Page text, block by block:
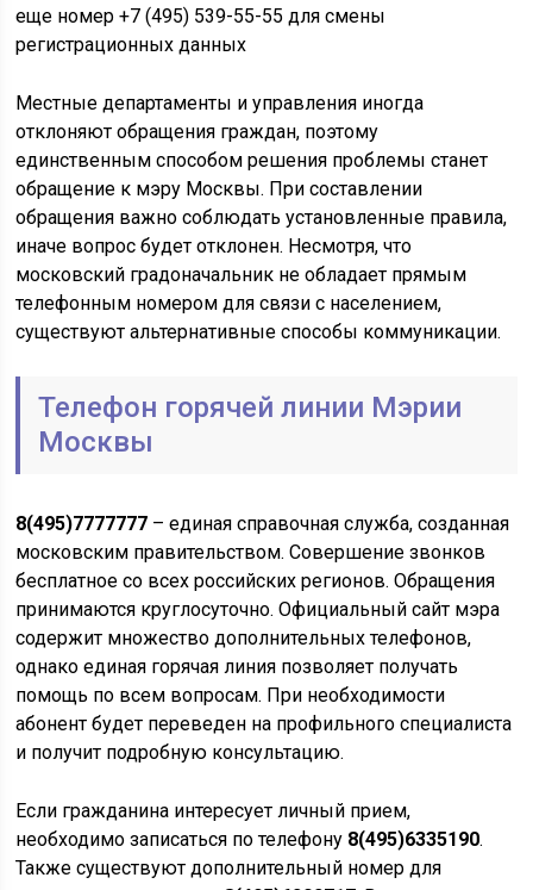
еще номер +7 (495) 539-55-55 для смены
регистрационных данных
Местные департаменты и управления иногда
отклоняют обращения граждан, поэтому
единственным способом решения проблемы станет
обращение к мэру Москвы. При составлении
обращения важно соблюдать установленные правила,
иначе вопрос будет отклонен. Несмотря, что
московский градоначальник не обладает прямым
телефонным номером для связи с населением,
существуют альтернативные способы коммуникации.
Телефон горячей линии Мэрии
Москвы
8(495)7777777 – единая справочная служба, созданная
московским правительством. Совершение звонков
бесплатное со всех российских регионов. Обращения
принимаются круглосуточно. Официальный сайт мэра
содержит множество дополнительных телефонов,
однако единая горячая линия позволяет получать
помощь по всем вопросам. При необходимости
абонент будет переведен на профильного специалиста
и получит подробную консультацию.
Если гражданина интересует личный прием,
необходимо записаться по телефону 8(495)6335190.
Также существуют дополнительный номер для